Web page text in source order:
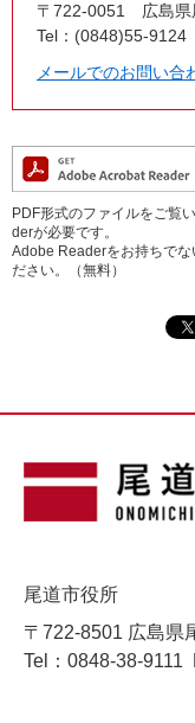
〒722-0051
広島
Tel：(0848)55-9124
メールでのお問い合
PDF形式のファイルをご覧
derが必要です。
Adobe Readerをお持ちでな
ださい。（無料）
尾道市役所
〒722-8501 広島県
Tel：0848-38-9111